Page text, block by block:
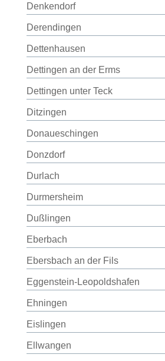
Denkendorf
Derendingen
Dettenhausen
Dettingen an der Erms
Dettingen unter Teck
Ditzingen
Donaueschingen
Donzdorf
Durlach
Durmersheim
Dußlingen
Eberbach
Ebersbach an der Fils
Eggenstein-Leopoldshafen
Ehningen
Eislingen
Ellwangen